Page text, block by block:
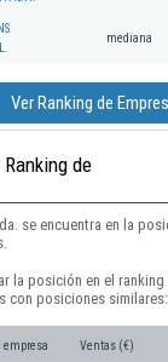
mediana
Ver Ranking de
de
se encuentra en la
la posición en el ranking
con posiciones similares:
empresa Ventas (€)